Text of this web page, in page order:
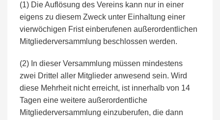
(1) Die Auflösung des Vereins kann nur in einer
eigens zu diesem Zweck unter Einhaltung einer
vierwöchigen Frist einberufenen außerordentlichen
Mitgliederversammlung beschlossen werden.
(2) In dieser Versammlung müssen mindestens
zwei Drittel aller Mitglieder anwesend sein. Wird
diese Mehrheit nicht erreicht, ist innerhalb von 14
Tagen eine weitere außerordentliche
Mitgliederversammlung einzuberufen, die dann